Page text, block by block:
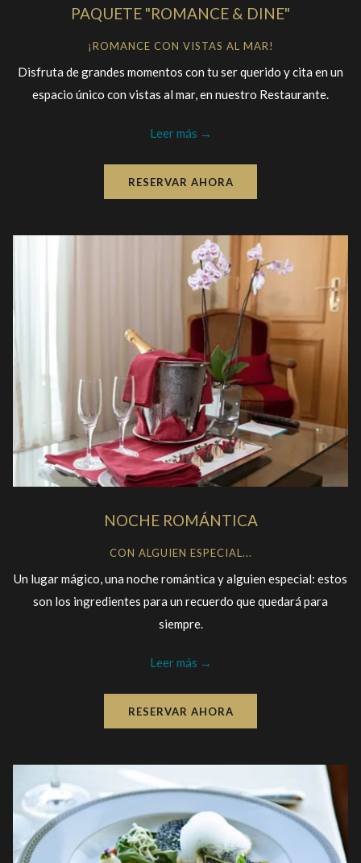
PAQUETE "ROMANCE & DINE"
¡ROMANCE CON VISTAS AL MAR!
Disfruta de grandes momentos con tu ser querido y cita en un
espacio único con vistas al mar, en nuestro Restaurante.
Leer más
RESERVAR AHORA
NOCHE ROMÁNTICA
CON ALGUIEN ESPECIAL...
Un lugar mágico, una noche romántica y alguien especial: estos
son los ingredientes para un recuerdo que quedará para
siempre.
Leer más
RESERVAR AHORA